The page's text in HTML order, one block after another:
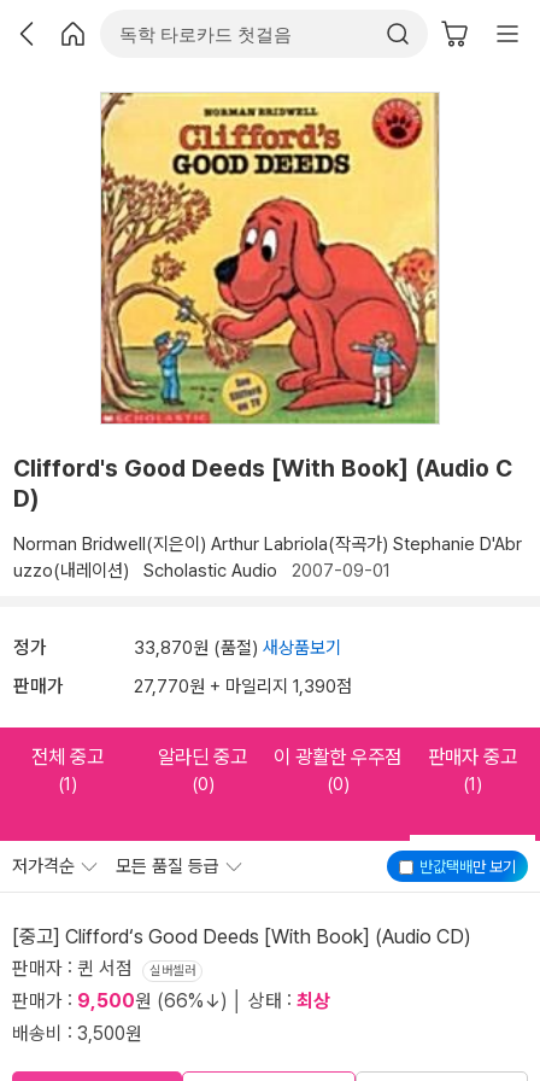
Clifford's Good Deeds [With Book] (Audio C
D)
Norman Bridwell(지은이) Arthur Labriola(작곡가) Stephanie D'Abr
uzzo(내레이션)
Scholastic Audio 2007-09-01
정가 33,870원 (품절) 새상품보기
판매가 27,770원 + 마일리지 1,390점
전체 중고
(1)
알라딘 중고
(0)
이 광활한 우주점
(0)
판매자 중고
(1)
반값택배만 보기
저가격순 모든 품질 등급
[중고] Clifford‘s Good Deeds [With Book] (Audio CD)
판매자 : 퀸 서점 실버셀러
판매가 : 9,500원 (66%↓) │ 상태 : 최상
배송비 : 3,500원